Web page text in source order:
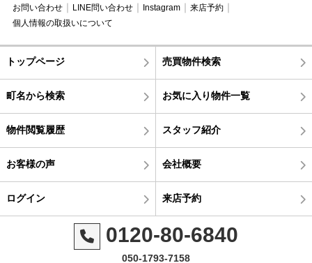
お問い合わせ
LINE問い合わせ Instagram
来店予約
個人情報の取扱いについて
トップページ 売買物件検索
町名から検索 お気に入り物件一覧
物件閲覧履歴 スタッフ紹介
お客様の声 会社概要
ログイン 来店予約
0120-80-6840
050-1793-7158